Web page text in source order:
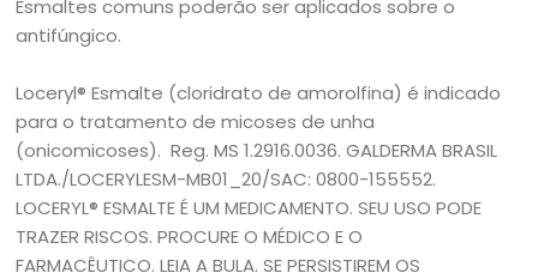
Esmaltes comuns poderão ser aplicados sobre o
antifúngico.
Loceryl® Esmalte (cloridrato de amorolfina) é indicado
para o tratamento de micoses de unha
(onicomicoses). Reg. MS 1.2916.0036. GALDERMA BRASIL
LTDA./LOCERYLESM-MB01_20/SAC: 0800-155552.
LOCERYL® ESMALTE É UM MEDICAMENTO. SEU USO PODE
TRAZER RISCOS. PROCURE O MÉDICO E O
FARMACÊUTICO. LEIA A BULA. SE PERSISTIREM OS